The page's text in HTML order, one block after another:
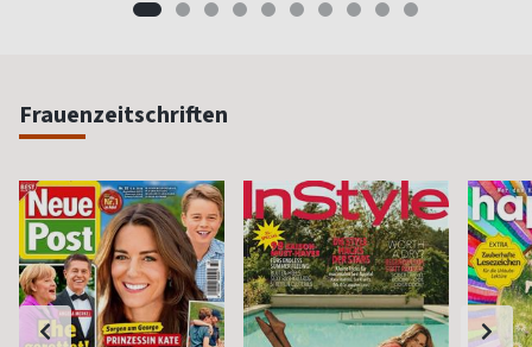
Frauenzeitschriften